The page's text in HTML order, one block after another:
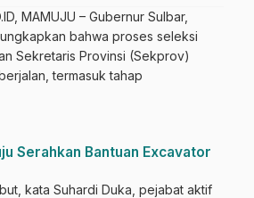
MAMUJU – Gubernur Sulbar,
bahwa proses seleksi
Sekretaris Provinsi (Sekprov)
termasuk tahap
Serahkan Bantuan Excavator
kata Suhardi Duka, pejabat aktif